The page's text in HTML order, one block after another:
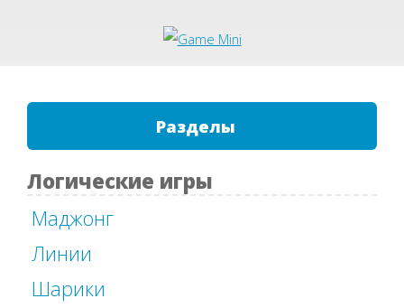
Разделы
Логические игры
Маджонг
Линии
Шарики